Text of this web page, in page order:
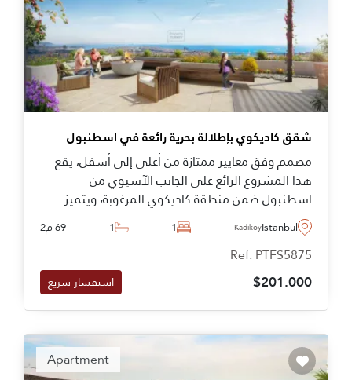
شقق كاديكوي بإطلالة بحرية رائعة في اسطنبول
مصمم وفق معايير ممتازة من أعلى إلى أسفل، يقع
هذا المشروع الرائع على الجانب الآسيوي من
اسطنبول ضمن منطقة كاديكوي المرغوبة، ويتميز
بإطلالات بحرية رائعة من الشقق في الطوابق العليا.
Istanbul
Kadikoy
1
1 69 م2
Ref: PTFS5875
$201.000 استفسار سريع
Apartment